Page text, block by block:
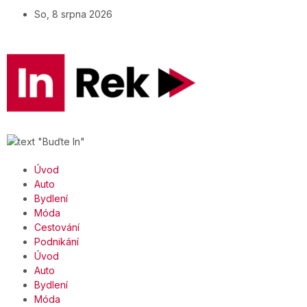
So, 8 srpna 2026
Úvod
Auto
Bydlení
Móda
Cestování
Podnikání
Úvod
Auto
Bydlení
Móda